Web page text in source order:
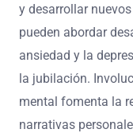
y desarrollar
pueden abordar
ansiedad y la
la jubilación.
mental fomenta la
narrativas